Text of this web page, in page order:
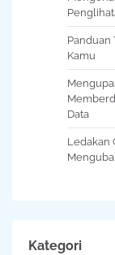
Panduan
Kamu
Data
Ledakan
Kategori